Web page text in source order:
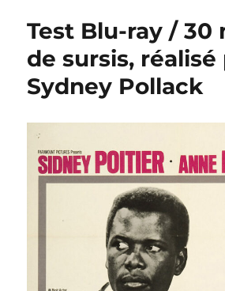
Test Blu-ray / 30
de sursis, réalisé
Sydney Pollack